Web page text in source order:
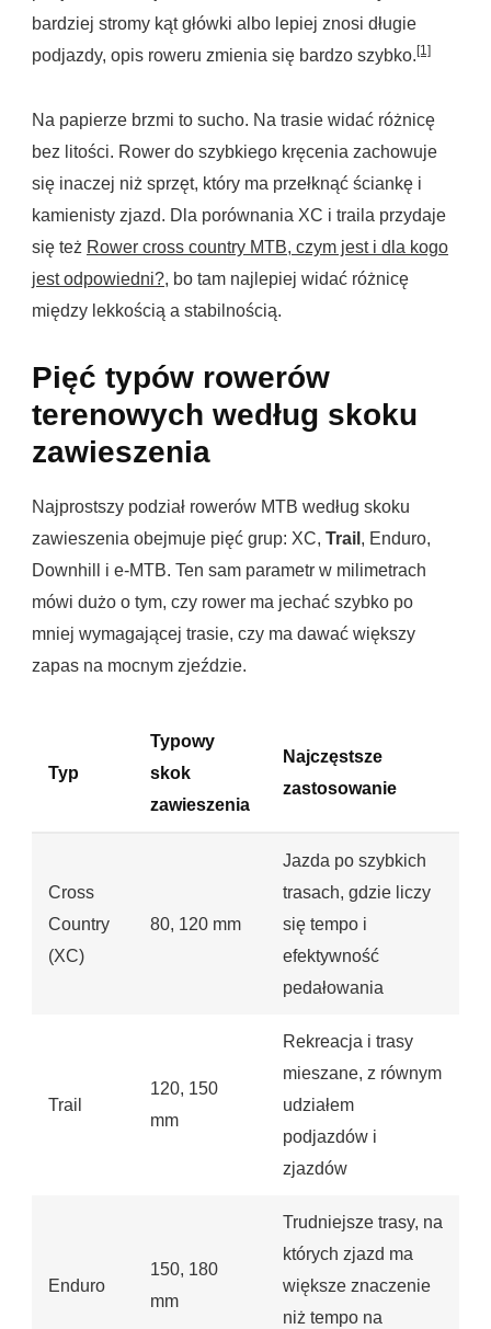
bardziej stromy kąt główki albo lepiej znosi długie
podjazdy, opis roweru zmienia się bardzo szybko. [1]
Na papierze brzmi to sucho. Na trasie widać różnicę
bez litości. Rower do szybkiego kręcenia zachowuje
się inaczej niż sprzęt, który ma przełknąć ściankę i
kamienisty zjazd. Dla porównania XC i traila przydaje
się też Rower cross country MTB, czym jest i dla kogo
jest odpowiedni?, bo tam najlepiej widać różnicę
między lekkością a stabilnością.
Pięć typów rowerów
terenowych według skoku
zawieszenia
Najprostszy podział rowerów MTB według skoku
zawieszenia obejmuje pięć grup: XC, Trail , Enduro,
Downhill i e-MTB. Ten sam parametr w milimetrach
mówi dużo o tym, czy rower ma jechać szybko po
mniej wymagającej trasie, czy ma dawać większy
zapas na mocnym zjeździe.
Typ
Typowy
skok
zawieszenia
Najczęstsze
zastosowanie
Cross
Country
(XC)
80, 120 mm
Jazda po szybkich
trasach, gdzie liczy
się tempo i
efektywność
pedałowania
Trail
120, 150
mm
Rekreacja i trasy
mieszane, z równym
udziałem
podjazdów i
zjazdów
Enduro
150, 180
mm
Trudniejsze trasy, na
których zjazd ma
większe znaczenie
niż tempo na